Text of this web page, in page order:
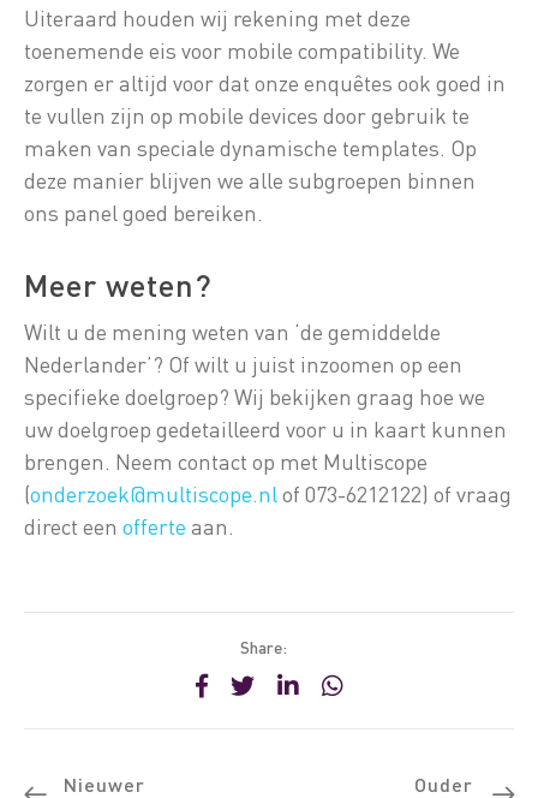
Uiteraard houden wij rekening met deze
toenemende eis voor mobile compatibility. We
zorgen er altijd voor dat onze enquêtes ook goed in
te vullen zijn op mobile devices door gebruik te
maken van speciale dynamische templates. Op
deze manier blijven we alle subgroepen binnen
ons panel goed bereiken.
Meer weten?
Wilt u de mening weten van ‘de gemiddelde
Nederlander’? Of wilt u juist inzoomen op een
specifieke doelgroep? Wij bekijken graag hoe we
uw doelgroep gedetailleerd voor u in kaart kunnen
brengen. Neem contact op met Multiscope
(onderzoek@multiscope.nlof 073-6212122) of vraag
direct een offerte aan.
Share:
Nieuwer Ouder